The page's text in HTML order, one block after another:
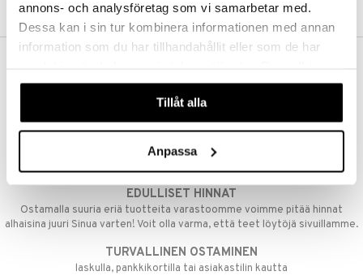
annons- och analysföretag som vi samarbetar med.
Dessa kan i sin tur kombinera informationen med annan
information som du har tillhandahållit eller som de har
våra cookies vid fortsatt användande av vår webbplats.
Tillåt alla
Anpassa
Aina maksuton vaihtoehto, huolimatta siitä ostatko yksittäisen
tuotteen tai koko tilauksellesi joka ylittää 50 €.
NOPEAT TOIMITUKSET
Ennen kello 13.00 tehdyt tilaukset lähetetään normaalisti samana
EDULLISET HINNAT
Ostamalla suuria eriä tuotteita varastoomme voimme pitää hinnat
alhaisina juuri Sinua varten! Voit olla varma, että teet löytöjä sivuillamme.
TURVALLINEN OSTAMINEN
laskulla, pankkikortilla tai asiakastilin kautta